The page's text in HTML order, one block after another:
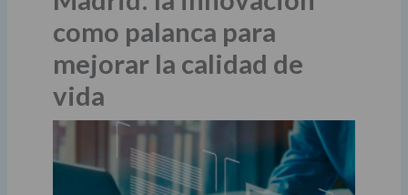
como palanca para
mejorar la calidad de
vida